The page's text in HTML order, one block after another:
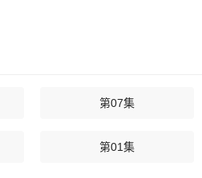
第07集
第01集